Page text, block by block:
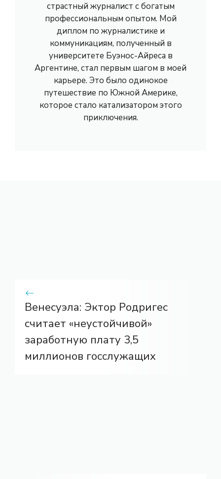
страстный журналист с богатым
профессиональным опытом. Мой
диплом по журналистике и
коммуникациям, полученный в
университете Буэнос-Айреса в
Аргентине, стал первым шагом в моей
карьере. Это было одинокое
путешествие по Южной Америке,
которое стало катализатором этого
приключения.
Венесуэла: Эктор Родригес
считает «неустойчивой»
заработную плату 3,5
миллионов госслужащих